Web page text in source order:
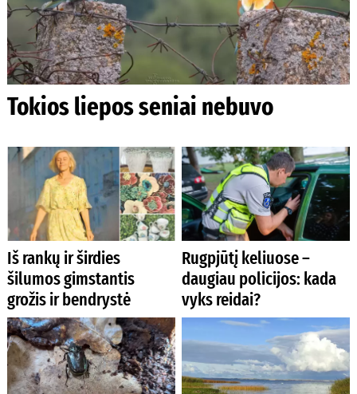
Tokios liepos seniai nebuvo
Iš rankų ir širdies
šilumos gimstantis
grožis ir bendrystė
Rugpjūtį keliuose –
daugiau policijos: kada
vyks reidai?